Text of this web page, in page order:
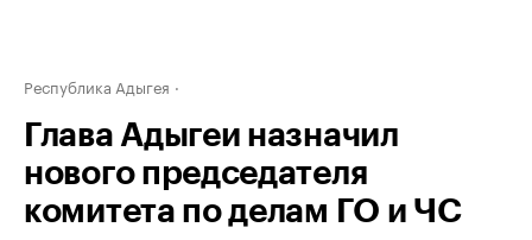
Республика Адыгея
Глава Адыгеи назначил
нового председателя
комитета по делам ГО и ЧС